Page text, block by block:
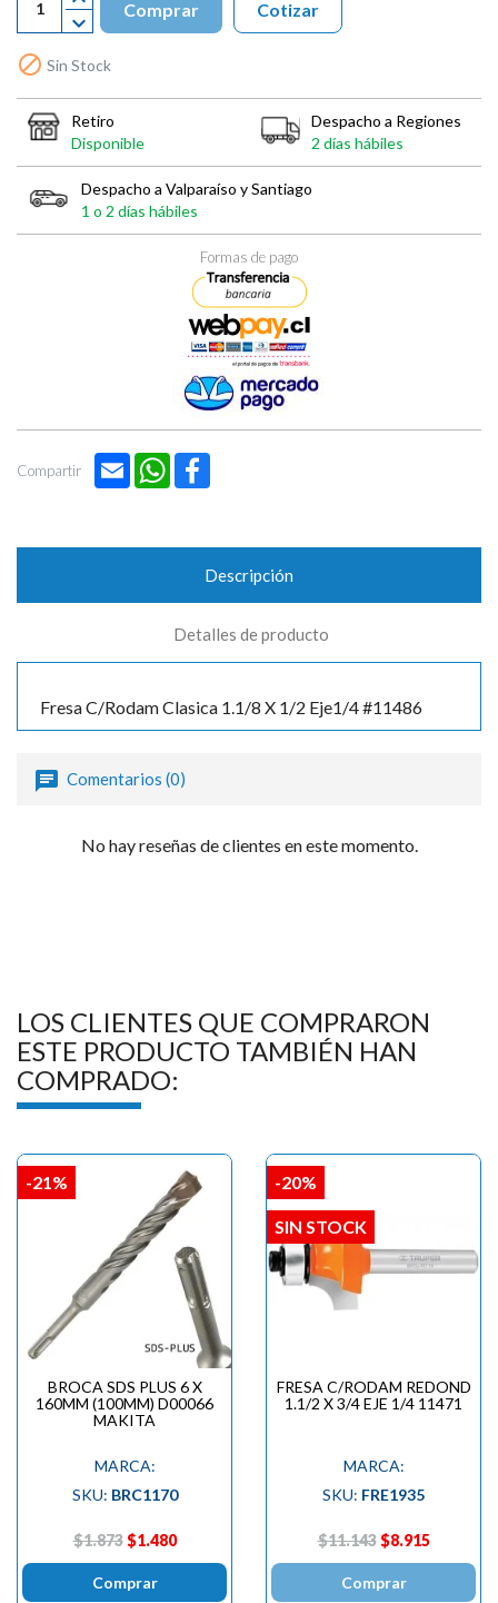
Comprar
 Sin Stock
Cotizar
Retiro
Disponible
Despacho a Regiones
2 días hábiles
Despacho a Valparaíso y Santiago
1 o 2 días hábiles
Formas de pago
Compartir Email WhatsApp
Descripción
Detalles de producto
Fresa C/Rodam Clasica 1.1/8 X 1/2 Eje1/4 #11486
Comentarios (0)
No hay reseñas de clientes en este momento.
LOS CLIENTES QUE COMPRARON
ESTE PRODUCTO TAMBIÉN HAN
COMPRADO:
BROCA SDS PLUS 6 X
160MM (100MM) D00066
MAKITA
MARCA:
SKU: BRC1170
$1.873 $1.480
Comprar
-21%
FRESA C/RODAM REDOND
1.1/2 X 3/4 EJE 1/4 11471
MARCA:
SKU: FRE1935
$11.143 $8.915
Comprar
-20%
SIN STOCK